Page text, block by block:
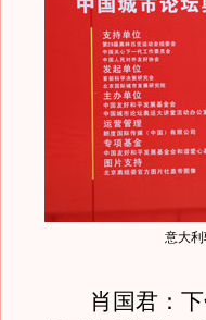
意大
肖国君：下